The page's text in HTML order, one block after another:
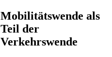
Mobilitätswende als
Teil der
Verkehrswende